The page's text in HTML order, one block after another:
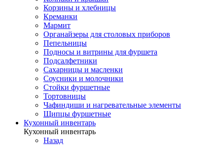
Корзины и хлебницы
Креманки
Мармит
Органайзеры для столовых приборов
Пепельницы
Подносы и витрины для фуршета
Подсалфетники
Сахарницы и масленки
Соусники и молочники
Стойки фуршетные
Тортовницы
Чафиндиши и нагревательные элементы
Щипцы фуршетные
Кухонный инвентарь
Кухонный инвентарь
Назад